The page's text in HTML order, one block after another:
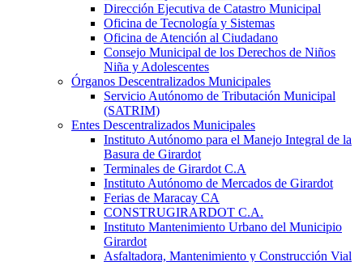
Dirección Ejecutiva de Catastro Municipal
Oficina de Tecnología y Sistemas
Oficina de Atención al Ciudadano
Consejo Municipal de los Derechos de Niños
Niña y Adolescentes
Órganos Descentralizados Municipales
Servicio Autónomo de Tributación Municipal
(SATRIM)
Entes Descentralizados Municipales
Instituto Autónomo para el Manejo Integral de la
Basura de Girardot
Terminales de Girardot C.A
Instituto Autónomo de Mercados de Girardot
Ferias de Maracay CA
CONSTRUGIRARDOT C.A.
Instituto Mantenimiento Urbano del Municipio
Girardot
Asfaltadora, Mantenimiento y Construcción Vial